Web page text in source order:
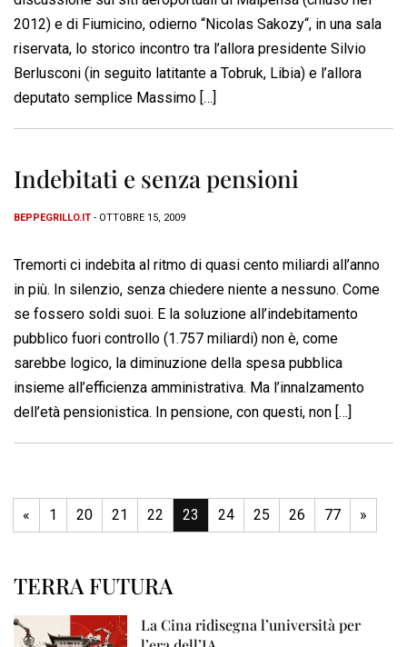
2012) e di Fiumicino, odierno “Nicolas Sakozy“, in una sala
riservata, lo storico incontro tra l’allora presidente Silvio
Berlusconi (in seguito latitante a Tobruk, Libia) e l’allora
deputato semplice Massimo […]
Indebitati e senza pensioni
BEPPEGRILLO.IT - OTTOBRE 15, 2009
Tremorti ci indebita al ritmo di quasi cento miliardi all’anno
in più. In silenzio, senza chiedere niente a nessuno. Come
se fossero soldi suoi. E la soluzione all’indebitamento
pubblico fuori controllo (1.757 miliardi) non è, come
sarebbe logico, la diminuzione della spesa pubblica
insieme all’efficienza amministrativa. Ma l’innalzamento
dell’età pensionistica. In pensione, con questi, non […]
« 1 20 21 22 23 24 25 26 77 »
TERRA FUTURA
La Cina ridisegna l’università per